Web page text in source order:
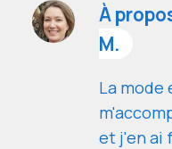
À
M.
La mode
et j'en ai